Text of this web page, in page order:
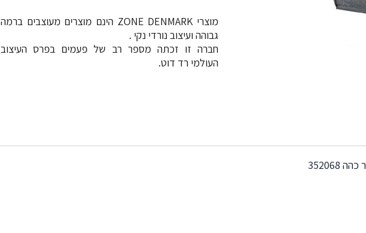
מוצרי ZONE DENMARK הינם מוצרים מעוצבים ברמה
גבוהה ועיצוב נורדי נקי .
חברה זו זכתה מספר רב של פעמים בפרס העיצוב
העולמי רד דוט.